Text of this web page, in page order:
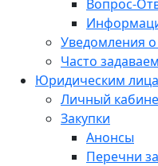
Вопрос-
Уведомления
Часто
Юридическим
Личный
Закупки
Анонсы
Перечни